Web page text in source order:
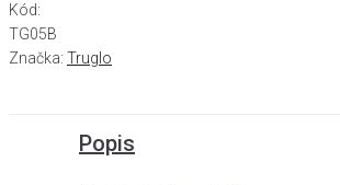
Kód:
TG05B
Značka: Truglo
Popis